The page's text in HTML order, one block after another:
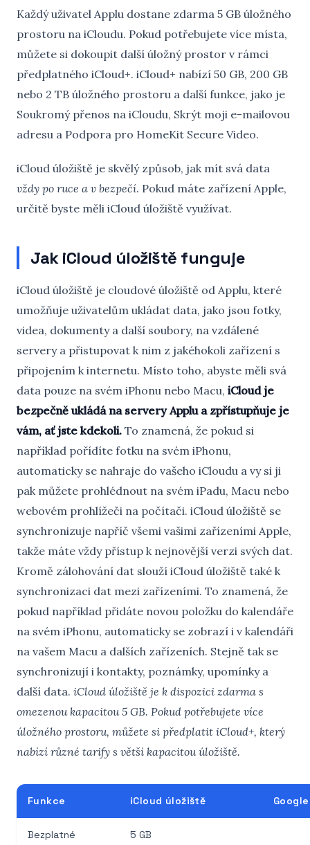
Každý uživatel Applu dostane zdarma 5 GB úložného
prostoru na iCloudu. Pokud potřebujete více místa,
můžete si dokoupit další úložný prostor v rámci
předplatného iCloud+. iCloud+ nabízí 50 GB, 200 GB
nebo 2 TB úložného prostoru a další funkce, jako je
Soukromý přenos na iCloudu, Skrýt moji e-mailovou
adresu a Podpora pro HomeKit Secure Video.
iCloud úložiště je skvělý způsob, jak mít svá data
vždy po ruce a v bezpečí. Pokud máte zařízení Apple,
určitě byste měli iCloud úložiště využívat.
Jak iCloud úložiště funguje
iCloud úložiště je cloudové úložiště od Applu, které
umožňuje uživatelům ukládat data, jako jsou fotky,
videa, dokumenty a další soubory, na vzdálené
servery a přistupovat k nim z jakéhokoli zařízení s
připojením k internetu. Místo toho, abyste měli svá
data pouze na svém iPhonu nebo Macu, iCloud je
bezpečně ukládá na servery Applu a zpřístupňuje je
vám, ať jste kdekoli. To znamená, že pokud si
například pořídíte fotku na svém iPhonu,
automaticky se nahraje do vašeho iCloudu a vy si ji
pak můžete prohlédnout na svém iPadu, Macu nebo
webovém prohlížeči na počítači. iCloud úložiště se
synchronizuje napříč všemi vašimi zařízeními Apple,
takže máte vždy přístup k nejnovější verzi svých dat.
Kromě zálohování dat slouží iCloud úložiště také k
synchronizaci dat mezi zařízeními. To znamená, že
pokud například přidáte novou položku do kalendáře
na svém iPhonu, automaticky se zobrazí i v kalendáři
na vašem Macu a dalších zařízeních. Stejně tak se
synchronizují i kontakty, poznámky, upomínky a
další data. iCloud úložiště je k dispozici zdarma s
omezenou kapacitou 5 GB. Pokud potřebujete více
úložného prostoru, můžete si předplatit iCloud+, který
nabízí různé tarify s větší kapacitou úložiště.
Funkce iCloud úložiště
Bezplatné
5 GB